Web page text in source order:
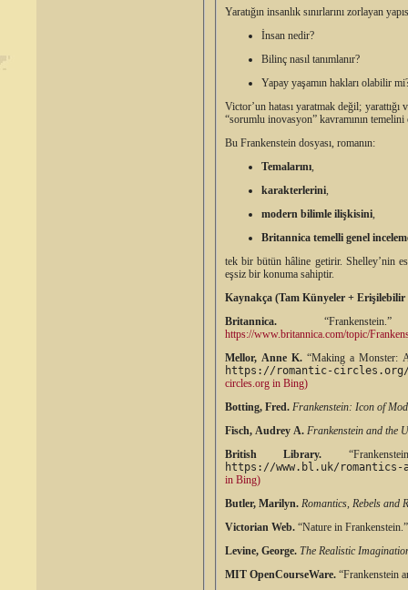
Yaratığın insanlık sınırlarını zorlayan
İnsan nedir?
Bilinç nasıl tanımlanır?
Yapay yaşamın hakları olabilir
Victor’un hatası yaratmak değil;
“sorumlu inovasyon” kavramının
Bu Frankenstein dosyası, romanın:
Temalarını
karakterlerini
modern bilimle ilişkisini
Britannica temelli genel
tek bir bütün hâline getirir. Shelley’nin
eşsiz bir konuma sahiptir.
Kaynakça (Tam Künyeler +
Britannica.
https://www.britannica.com/topic/
Mellor, Anne K. “Making a Monster:
https://romantic-
circles.org in Bing)
Botting, Fred. Frankenstein: Icon of
Fisch, Audrey A. Frankenstein and the
British Library.
https://www.bl.uk/
in Bing)
Butler, Marilyn. Romantics, Rebels and
Victorian Web. “Nature in
Levine, George. The Realistic
MIT OpenCourseWare. “Frankenstein